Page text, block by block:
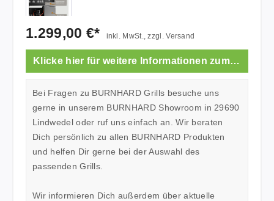
1.299,00 €* inkl. MwSt., zzgl. Versand
Klicke hier für weitere Informationen zum Showroom.
Bei Fragen zu BURNHARD Grills besuche uns
gerne in unserem BURNHARD Showroom in 29690
Lindwedel oder ruf uns einfach an. Wir beraten
Dich persönlich zu allen BURNHARD Produkten
und helfen Dir gerne bei der Auswahl des
passenden Grills.
Wir informieren Dich außerdem über aktuelle